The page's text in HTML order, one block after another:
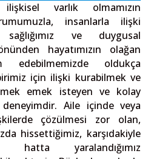
varlık olmamızın
insanlarla ilişki
ve duygusal
hayatımızın olağan
edebilmemizde oldukça
için ilişki kurabilmek ve
emek isteyen ve kolay
Aile içinde veya
çözülmesi zor olan,
hissettiğimiz, karşıdakiyle
hatta yaralandığımız